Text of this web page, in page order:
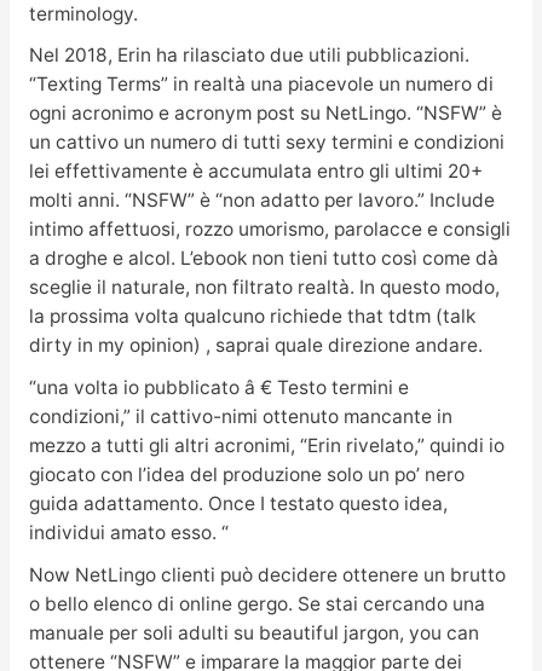
terminology.
Nel 2018, Erin ha rilasciato due utili pubblicazioni.
“Texting Terms” in realtà una piacevole un numero di
ogni acronimo e acronym post su NetLingo. “NSFW” è
un cattivo un numero di tutti sexy termini e condizioni
lei effettivamente è accumulata entro gli ultimi 20+
molti anni. “NSFW” è “non adatto per lavoro.” Include
intimo affettuosi, rozzo umorismo, parolacce e consigli
a droghe e alcol. L’ebook non tieni tutto così come dà
sceglie il naturale, non filtrato realtà. In questo modo,
la prossima volta qualcuno richiede that tdtm (talk
dirty in my opinion) , saprai quale direzione andare.
“una volta io pubblicato â € Testo termini e
condizioni,” il cattivo-nimi ottenuto mancante in
mezzo a tutti gli altri acronimi, “Erin rivelato,” quindi io
giocato con l’idea del produzione solo un po’ nero
guida adattamento. Once I testato questo idea,
individui amato esso. “
Now NetLingo clienti può decidere ottenere un brutto
o bello elenco di online gergo. Se stai cercando una
manuale per soli adulti su beautiful jargon, you can
ottenere “NSFW” e imparare la maggior parte dei